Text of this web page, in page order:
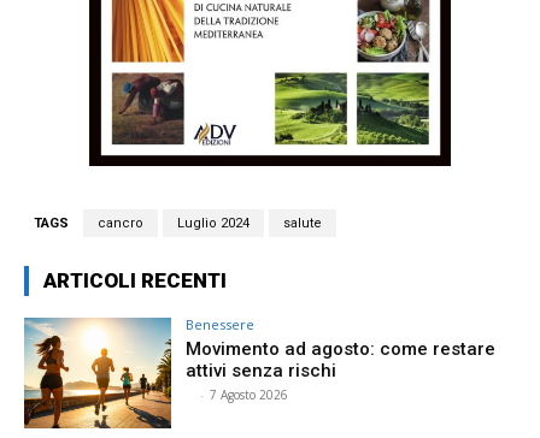
TAGS cancro Luglio 2024 salute
ARTICOLI RECENTI
Benessere
Movimento ad agosto: come restare
attivi senza rischi
- 7 Agosto 2026